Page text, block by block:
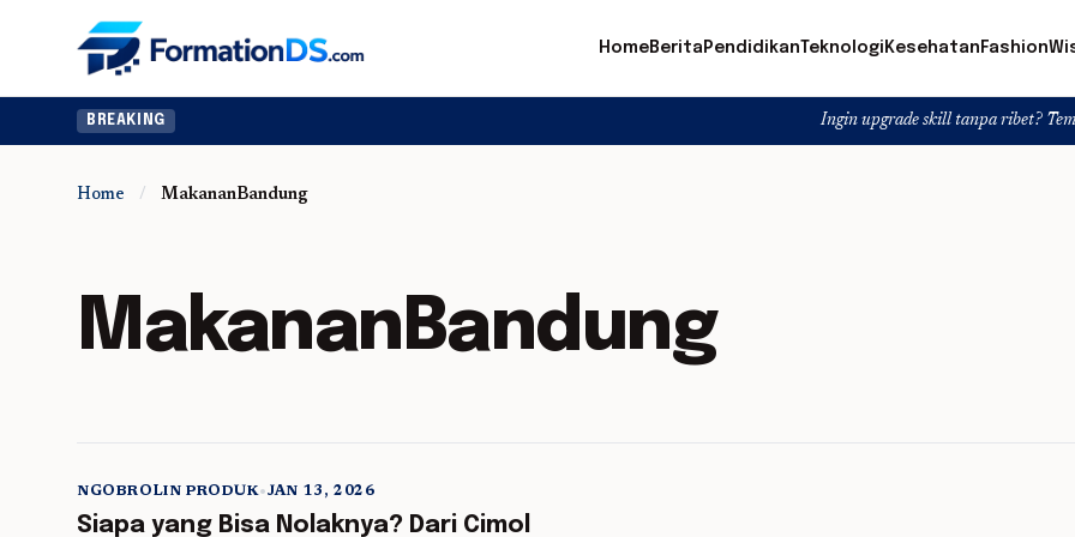
HomeBerita PendidikanTeknologi Kesehatan Fashion
BREAKING Ingin upgrade skill tanpa ribet? Temukan
Home / MakananBandung
MakananBandung
5 min read
NGOBROLIN PRODUK•JAN 13, 2026
Siapa yang Bisa Nolaknya? Dari Cimol